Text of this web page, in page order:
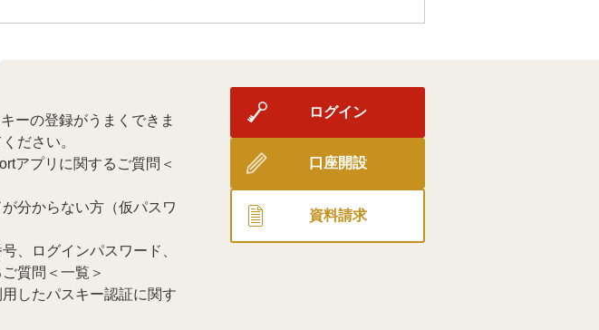
ーの登録がうまくできま
ださい。
アプリに関するご質問＜
分からない方（仮パスワ
、ログインパスワード、
質問＜一覧＞
したパスキー認証に関す
ログイン
口座開設
資料請求